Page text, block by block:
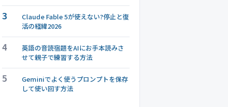
3
Claude Fable 5が使えない?停止と復
活の経緯2026
4
英語の音読宿題をAIにお手本読みさ
せて親子で練習する方法
5
Geminiでよく使うプロンプトを保存
して使い回す方法